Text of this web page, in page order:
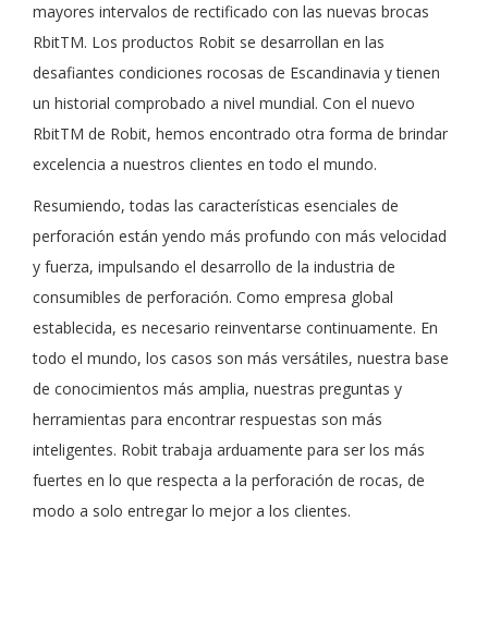
mayores intervalos de rectificado con las nuevas brocas
RbitTM. Los productos Robit se desarrollan en las
desafiantes condiciones rocosas de Escandinavia y tienen
un historial comprobado a nivel mundial. Con el nuevo
RbitTM de Robit, hemos encontrado otra forma de brindar
excelencia a nuestros clientes en todo el mundo.
Resumiendo, todas las características esenciales de
perforación están yendo más profundo con más velocidad
y fuerza, impulsando el desarrollo de la industria de
consumibles de perforación. Como empresa global
establecida, es necesario reinventarse continuamente. En
todo el mundo, los casos son más versátiles, nuestra base
de conocimientos más amplia, nuestras preguntas y
herramientas para encontrar respuestas son más
inteligentes. Robit trabaja arduamente para ser los más
fuertes en lo que respecta a la perforación de rocas, de
modo a solo entregar lo mejor a los clientes.